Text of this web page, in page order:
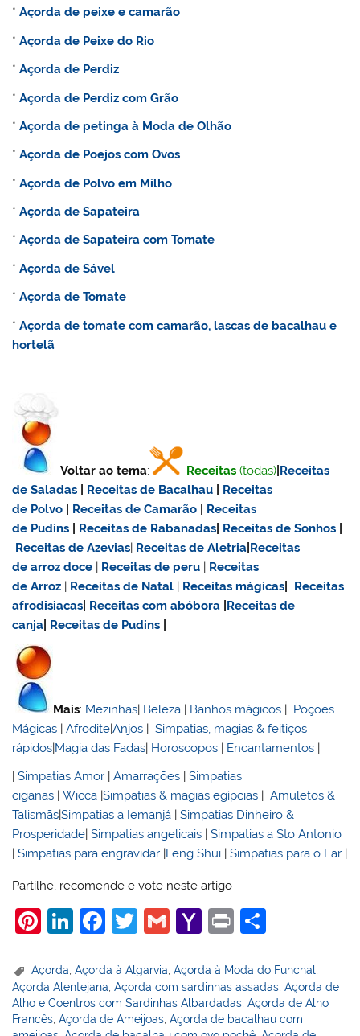
*Açorda de peixe e camarão
*Açorda de Peixe do Rio
*Açorda de Perdiz
*Açorda de Perdiz com Grão
*Açorda de petinga à Moda de Olhão
*Açorda de Poejos com Ovos
*Açorda de Polvo em Milho
*Açorda de Sapateira
*Açorda de Sapateira com Tomate
*Açorda de Sável
*Açorda de Tomate
*Açorda de tomate com camarão, lascas de bacalhau e
hortelã
Voltar ao tema: Receitas (todas) Receitas
de Saladas
Receitas de Bacalhau
Receitas
de Polvo
Receitas de Camarão
Receitas
de Pudins
Receitas de Rabanadas Receitas de Sonhos
Receitas de Azevias Receitas de Aletria Receitas
dearroz doce Receitas de peru
Receitas
de Arroz
Receitas de Natal Receitas mágicas
Receitas
afrodisiacas
Receitas com abóbora
Receitas de
canja
Receitas de Pudins
Mais: Mezinhas| Beleza | Banhos mágicos | Poções
Mágicas |Afrodite|Anjos |Simpatias, magias & feitiços
rápidos|Magia das Fadas| Horoscopos | Encantamentos |
|Simpatias Amor |Amarrações |Simpatias
ciganas |Wicca |Simpatias & magias egípcias |Amuletos &
Talismãs|Simpatias a Iemanjá |Simpatias Dinheiro &
Prosperidade|Simpatias angelicais |Simpatias a Sto Antonio
|Simpatias para engravidar |Feng Shui |Simpatias para o Lar |
Partilhe, recomende e vote neste artigo
Pi
er
e
st
Li
k
e
dI
F
c
e
b
T
itt
er
G
ai
l
Y
h
o
o
Pr
t
ar
e
Açorda ,Açorda à Algarvia ,Açorda à Moda do Funchal
Açorda Alentejana,Açorda com sardinhas assadas,Açorda de
Alho e Coentros com Sardinhas Albardadas,Açorda de Alho
Francês,Açorda de Ameijoas,Açorda de bacalhau com